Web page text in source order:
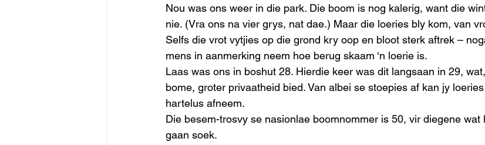
Nou was ons weer in die park. Die boom is nog kalerig, want die
nie. (Vra ons na vier grys, nat dae.) Maar die loeries bly kom, van
Selfs die vrot vytjies op die grond kry oop en bloot sterk aftrek –
mens in aanmerking neem hoe berug skaam ‘n loerie is.
Laas was ons in boshut 28. Hierdie keer was dit langsaan in 29,
bome, groter privaatheid bied. Van albei se stoepies af kan jy
hartelus afneem.
Die besem-trosvy se nasionlae boomnommer is 50, vir diegene wat
gaan soek.